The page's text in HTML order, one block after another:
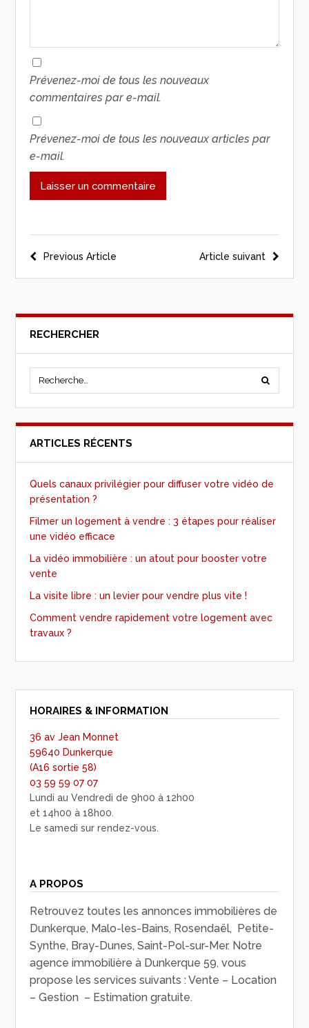
Prévenez-moi de tous les nouveaux
commentaires par e-mail.
Prévenez-moi de tous les nouveaux articles par
e-mail.
Article suivant
Previous Article
RECHERCHER
ARTICLES RÉCENTS
Quels canaux privilégier pour diffuser votre vidéo de
présentation ?
Filmer un logement à vendre : 3 étapes pour réaliser
une vidéo efficace
La vidéo immobilière : un atout pour booster votre
vente
La visite libre : un levier pour vendre plus vite !
Comment vendre rapidement votre logement avec
travaux ?
HORAIRES & INFORMATION
36 av Jean Monnet
59640 Dunkerque
(A16 sortie 58)
03 59 59 07 07
Lundi au Vendredi de 9h00 à 12h00
et 14h00 à 18h00.
Le samedi sur rendez-vous.
A PROPOS
Retrouvez toutes les annonces immobilières de
Dunkerque, Malo-les-Bains, Rosendaël, Petite-
Synthe, Bray-Dunes, Saint-Pol-sur-Mer. Notre
agence immobilière à Dunkerque 59, vous
propose les services suivants : Vente – Location
– Gestion – Estimation gratuite.